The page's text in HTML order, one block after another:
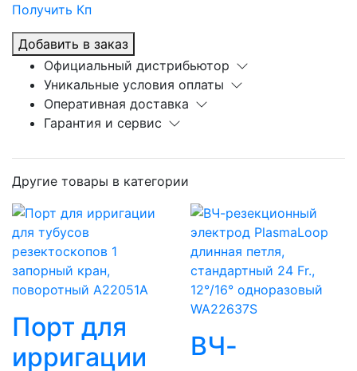
Получить Кп
Добавить в заказ
Официальный дистрибьютор
Уникальные условия оплаты
Оперативная доставка
Гарантия и сервис
Другие товары в категории
Порт для
ирригации
ВЧ-